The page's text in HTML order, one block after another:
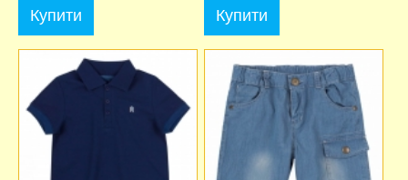
Купити Купити